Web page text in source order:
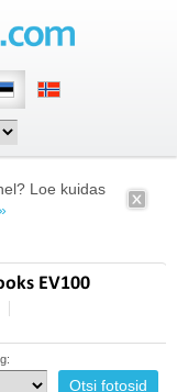
Loe kuidas
EV100